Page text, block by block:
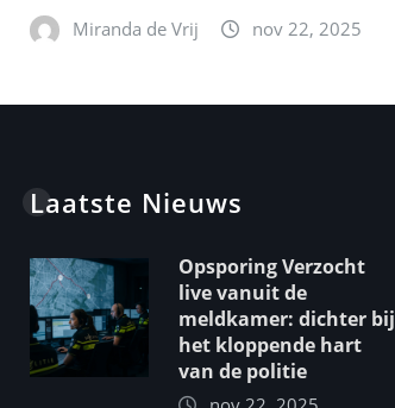
Miranda de Vrij nov 22, 2025
Laatste Nieuws
Opsporing Verzocht
live vanuit de
meldkamer: dichter bij
het kloppende hart
van de politie